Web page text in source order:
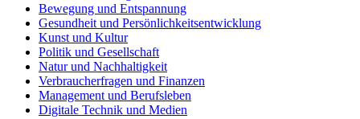
Bewegung und Entspannung
Gesundheit und Persönlichkeitsentwicklung
Kunst und Kultur
Politik und Gesellschaft
Natur und Nachhaltigkeit
Verbraucherfragen und Finanzen
Management und Berufsleben
Digitale Technik und Medien